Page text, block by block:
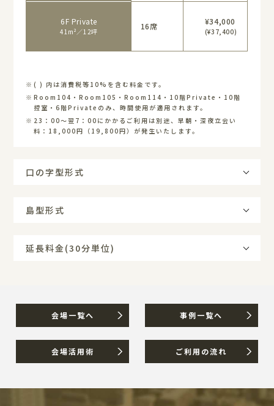
6F Private
41m²／12坪
16席 ¥34,000
(¥37,400)
( ) 内は消費税等10%を含む料金です。
Room104・Room105・Room114・10階Private・10階
控室・6階Privateのみ、時間使用が適用されます。
23：00～翌7：00にかかるご利用は別途、早朝・深夜立会い
料：18,000円（19,800円）が発生いたします。
口の字型形式
島型形式
延長料金(30分単位)
会場一覧へ 事例一覧へ
会場活用術 ご利用の流れ